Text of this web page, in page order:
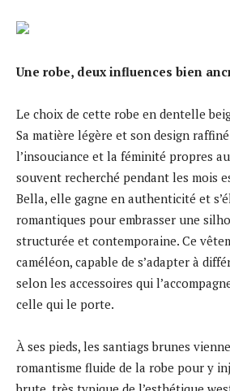
Une robe, deux influences bien
Le choix de cette robe en dentelle
Sa matière légère et son design
l’insouciance et la féminité propres
souvent recherché pendant les mois
Bella, elle gagne en authenticité et
romantiques pour embrasser une
structurée et contemporaine. Ce
caméléon, capable de s’adapter à
selon les accessoires qui
celle qui le porte.
À ses pieds, les santiags brunes
romantisme fluide de la robe pour y